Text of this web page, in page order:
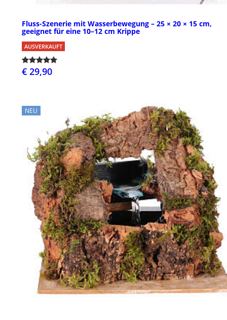
Fluss-Szenerie mit Wasserbewegung – 25 × 20 × 15 cm,
geeignet für eine 10–12 cm Krippe
AUSVERKAUFT
€ 29,90
NEU